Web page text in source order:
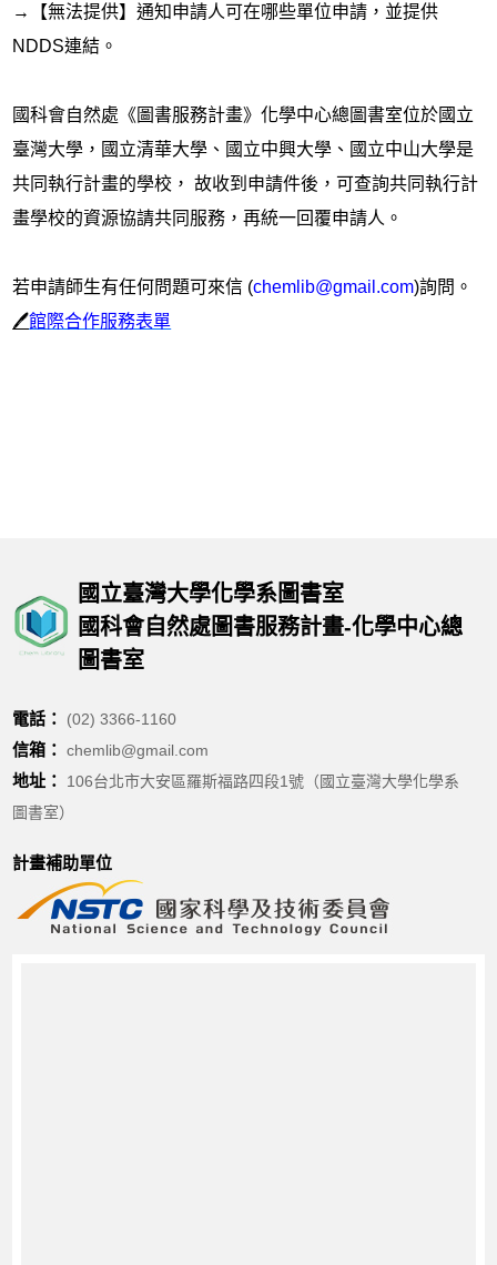
→【無法提供】通知申請人可在哪些單位申請，並提供
NDDS連結。
國科會自然處《圖書服務計畫》化學中心總圖書室位於國立
臺灣大學，國立清華大學、國立中興大學、國立中山大學是
共同執行計畫的學校， 故收到申請件後，可查詢共同執行計
畫學校的資源協請共同服務，再統一回覆申請人。
若申請師生有任何問題可來信 (chemlib@gmail.com)詢問。
🖊️館際合作服務表單
國立臺灣大學化學系圖書室
國科會自然處圖書服務計畫-化學中心總
圖書室
電話： (02) 3366-1160
信箱： chemlib@gmail.com
地址：
106台北市大安區羅斯福路四段1號（國立臺灣大學化學系
圖書室）
計畫補助單位